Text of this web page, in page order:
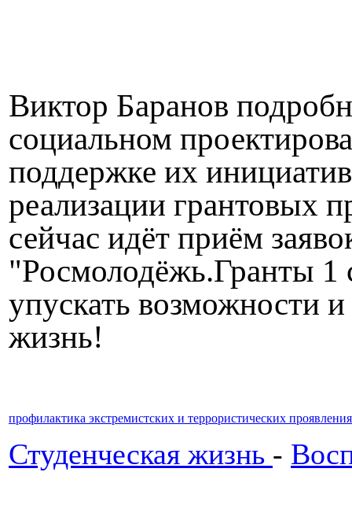
Виктор Баранов
социальном
поддержке их
реализации грантовых
сейчас идёт приём
"Росмолодёжь.Гранты 1
упускать возможности
жизнь!
профилактика экстремистских и террористических
Студенческая жизнь -